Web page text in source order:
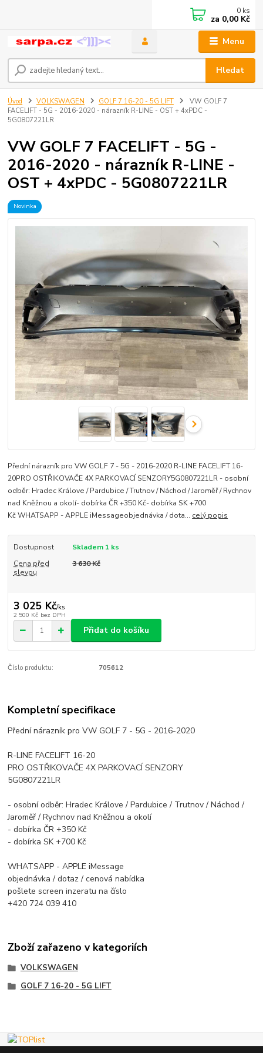
Menu
Hledat
0 ks
za 0,00 Kč
Úvod VOLKSWAGEN GOLF 7 16-20 - 5G LIFT
VW GOLF 7
FACELIFT - 5G - 2016-2020 - nárazník R-LINE - OST + 4xPDC -
5G0807221LR
VW GOLF 7 FACELIFT - 5G -
2016-2020 - nárazník R-LINE -
OST + 4xPDC - 5G0807221LR
Novinka
Přední nárazník pro VW GOLF 7 - 5G - 2016-2020 R-LINE FACELIFT 16-
20PRO OSTŘIKOVAČE 4X PARKOVACÍ SENZORY5G0807221LR - osobní
odběr: Hradec Králove / Pardubice / Trutnov / Náchod / Jaroměř / Rychnov
nad Kněžnou a okolí- dobírka ČR +350 Kč- dobírka SK +700
Kč WHATSAPP - APPLE iMessageobjednávka / dota... celý popis
Dostupnost
Skladem 1 ks
Cena před
slevou
3 630 Kč
3 025 Kč/ks
2 500 Kč bez DPH
Přidat do košíku
Číslo produktu: 705612
Kompletní specifikace
Přední nárazník pro VW GOLF 7 - 5G - 2016-2020
R-LINE FACELIFT 16-20
PRO OSTŘIKOVAČE 4X PARKOVACÍ SENZORY
5G0807221LR
- osobní odběr: Hradec Králove / Pardubice / Trutnov / Náchod /
Jaroměř / Rychnov nad Kněžnou a okolí
- dobírka ČR +350 Kč
- dobírka SK +700 Kč
WHATSAPP - APPLE iMessage
objednávka / dotaz / cenová nabídka
pošlete screen inzeratu na číslo
+420 724 039 410
Zboží zařazeno v kategoriích
VOLKSWAGEN
GOLF 7 16-20 - 5G LIFT